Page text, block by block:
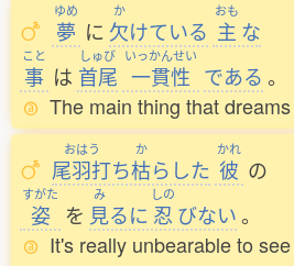
ゆめ
夢 に
か
欠けている
おも
主 な
こと
事 は
しゅび
首尾
いっかんせい
一貫性 である 。
The main thing that
おはう
尾羽打ち
か
枯らした
かれ
彼 の
すがた
姿 を
み
見るに
しの
忍 びない。
It's really unbearable to